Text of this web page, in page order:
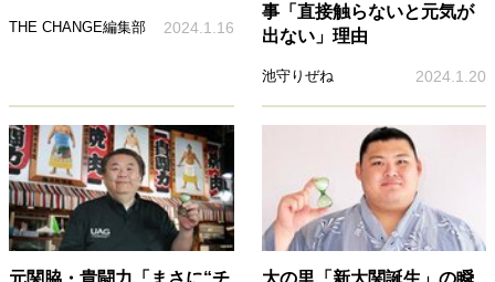
THE CHANGE編集部 2024.1.16
事「直接触らないと元気が
出ない」理由
池守りぜね 2024.1.20